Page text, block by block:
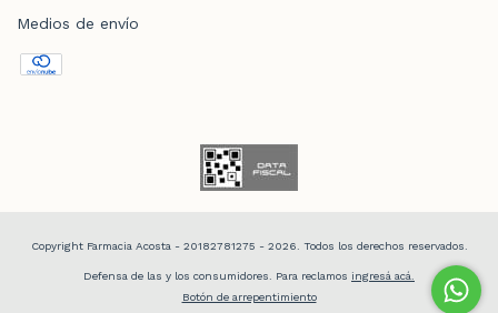
Medios de envío
Copyright Farmacia Acosta - 20182781275 - 2026. Todos los derechos reservados.
Defensa de las y los consumidores. Para reclamos ingresá acá.
Botón de arrepentimiento